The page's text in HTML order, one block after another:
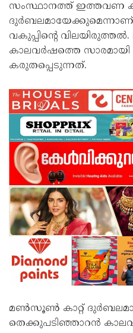
സംസ്ഥാനത്ത് ഇത്തവണ
ദുർബലമായേക്കുമെന്നാണ്
വകുപ്പിന്റെ
കാലവർഷത്തെ
കരുതപ്പെടുന്നത്.
മൺസൂൺ കാറ്റ്
തെക്കുപടിഞ്ഞാറൻ